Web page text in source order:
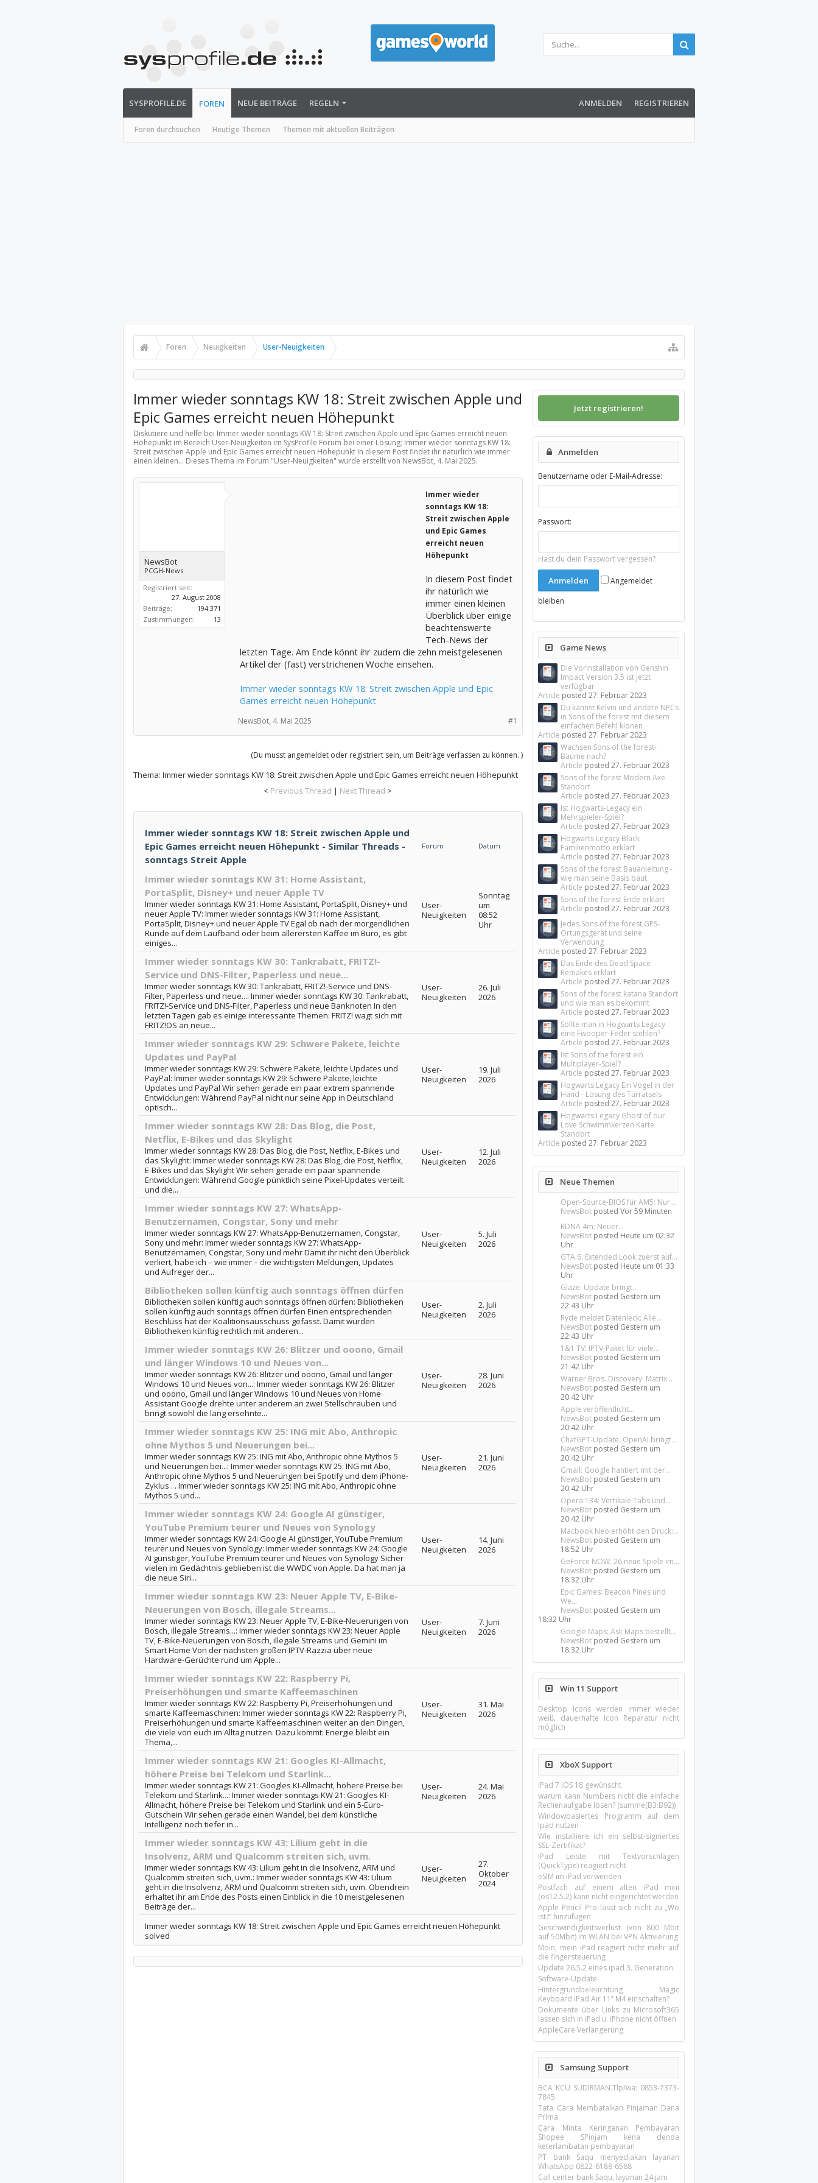
SYSPROFILE.DE FOREN
Foren durchsuchen Heutige Themen Themen mit aktuellen Beiträgen
NEUE BEITRÄGE REGELN ANMELDEN REGISTRIEREN
Foren Neuigkeiten User-Neuigkeiten
Immer wieder sonntags KW 18: Streit zwischen Apple und
Epic Games erreicht neuen Höhepunkt
Diskutiere und helfe bei Immer wieder sonntags KW 18: Streit zwischen Apple und Epic Games erreicht neuen
Höhepunkt im Bereich User-Neuigkeiten im SysProfile Forum bei einer Lösung; Immer wieder sonntags KW 18:
Streit zwischen Apple und Epic Games erreicht neuen Höhepunkt In diesem Post findet ihr natürlich wie immer
einen kleinen... Dieses Thema im Forum "User-Neuigkeiten" wurde erstellt von NewsBot, 4. Mai 2025.
NewsBot
PCGH-News
Registriert seit:
27. August 2008
Beiträge:
194.371
Zustimmungen:
13
Immer wieder
sonntags KW 18:
Streit zwischen Apple
und Epic Games
erreicht neuen
Höhepunkt
In diesem Post findet
ihr natürlich wie
immer einen kleinen
Überblick über einige
beachtenswerte
Tech-News der
letzten Tage. Am Ende könnt ihr zudem die zehn meistgelesenen
Artikel der (fast) verstrichenen Woche einsehen.
Immer wieder sonntags KW 18: Streit zwischen Apple und Epic
Games erreicht neuen Höhepunkt
#1
NewsBot, 4. Mai 2025
(Du musst angemeldet oder registriert sein, um Beiträge verfassen zu können. )
Thema: Immer wieder sonntags KW 18: Streit zwischen Apple und Epic Games erreicht neuen Höhepunkt
< Previous Thread | Next Thread >
Immer wieder sonntags KW 18: Streit zwischen Apple und
Epic Games erreicht neuen Höhepunkt - Similar Threads -
sonntags Streit Apple
Forum Datum
Immer wieder sonntags KW 31: Home Assistant,
PortaSplit, Disney+ und neuer Apple TV
Immer wieder sonntags KW 31: Home Assistant, PortaSplit, Disney+ und
neuer Apple TV: Immer wieder sonntags KW 31: Home Assistant,
PortaSplit, Disney+ und neuer Apple TV Egal ob nach der morgendlichen
Runde auf dem Laufband oder beim allerersten Kaffee im Büro, es gibt
einiges...
User-
Neuigkeiten
Sonntag
um
08:52
Uhr
Immer wieder sonntags KW 30: Tankrabatt, FRITZ!-
Service und DNS-Filter, Paperless und neue...
Immer wieder sonntags KW 30: Tankrabatt, FRITZ!-Service und DNS-
Filter, Paperless und neue...: Immer wieder sonntags KW 30: Tankrabatt,
FRITZ!-Service und DNS-Filter, Paperless und neue Banknoten In den
letzten Tagen gab es einige interessante Themen: FRITZ! wagt sich mit
FRITZ!OS an neue...
User-
Neuigkeiten
26. Juli
2026
Immer wieder sonntags KW 29: Schwere Pakete, leichte
Updates und PayPal
Immer wieder sonntags KW 29: Schwere Pakete, leichte Updates und
PayPal: Immer wieder sonntags KW 29: Schwere Pakete, leichte
Updates und PayPal Wir sehen gerade ein paar extrem spannende
Entwicklungen: Während PayPal nicht nur seine App in Deutschland
optisch...
User-
Neuigkeiten
19. Juli
2026
Immer wieder sonntags KW 28: Das Blog, die Post,
Netflix, E-Bikes und das Skylight
Immer wieder sonntags KW 28: Das Blog, die Post, Netflix, E-Bikes und
das Skylight: Immer wieder sonntags KW 28: Das Blog, die Post, Netflix,
E-Bikes und das Skylight Wir sehen gerade ein paar spannende
Entwicklungen: Während Google pünktlich seine Pixel-Updates verteilt
und die...
User-
Neuigkeiten
12. Juli
2026
Immer wieder sonntags KW 27: WhatsApp-
Benutzernamen, Congstar, Sony und mehr
Immer wieder sonntags KW 27: WhatsApp-Benutzernamen, Congstar,
Sony und mehr: Immer wieder sonntags KW 27: WhatsApp-
Benutzernamen, Congstar, Sony und mehr Damit ihr nicht den Überblick
verliert, habe ich – wie immer – die wichtigsten Meldungen, Updates
und Aufreger der...
User-
Neuigkeiten
5. Juli
2026
Bibliotheken sollen künftig auch sonntags öffnen dürfen
Bibliotheken sollen künftig auch sonntags öffnen dürfen: Bibliotheken
sollen künftig auch sonntags öffnen dürfen Einen entsprechenden
Beschluss hat der Koalitionsausschuss gefasst. Damit würden
Bibliotheken künftig rechtlich mit anderen...
User-
Neuigkeiten
2. Juli
2026
Immer wieder sonntags KW 26: Blitzer und ooono, Gmail
und länger Windows 10 und Neues von...
Immer wieder sonntags KW 26: Blitzer und ooono, Gmail und länger
Windows 10 und Neues von...: Immer wieder sonntags KW 26: Blitzer
und ooono, Gmail und länger Windows 10 und Neues von Home
Assistant Google drehte unter anderem an zwei Stellschrauben und
bringt sowohl die lang ersehnte...
User-
Neuigkeiten
28. Juni
2026
Immer wieder sonntags KW 25: ING mit Abo, Anthropic
ohne Mythos 5 und Neuerungen bei...
Immer wieder sonntags KW 25: ING mit Abo, Anthropic ohne Mythos 5
und Neuerungen bei...: Immer wieder sonntags KW 25: ING mit Abo,
Anthropic ohne Mythos 5 und Neuerungen bei Spotify und dem iPhone-
Zyklus . . Immer wieder sonntags KW 25: ING mit Abo, Anthropic ohne
Mythos 5 und...
User-
Neuigkeiten
21. Juni
2026
Immer wieder sonntags KW 24: Google AI günstiger,
YouTube Premium teurer und Neues von Synology
Immer wieder sonntags KW 24: Google AI günstiger, YouTube Premium
teurer und Neues von Synology: Immer wieder sonntags KW 24: Google
AI günstiger, YouTube Premium teurer und Neues von Synology Sicher
vielen im Gedächtnis geblieben ist die WWDC von Apple. Da hat man ja
die neue Siri...
User-
Neuigkeiten
14. Juni
2026
Immer wieder sonntags KW 23: Neuer Apple TV, E-Bike-
Neuerungen von Bosch, illegale Streams...
Immer wieder sonntags KW 23: Neuer Apple TV, E-Bike-Neuerungen von
Bosch, illegale Streams...: Immer wieder sonntags KW 23: Neuer Apple
TV, E-Bike-Neuerungen von Bosch, illegale Streams und Gemini im
Smart Home Von der nächsten großen IPTV-Razzia über neue
Hardware-Gerüchte rund um Apple...
User-
Neuigkeiten
7. Juni
2026
Immer wieder sonntags KW 22: Raspberry Pi,
Preiserhöhungen und smarte Kaffeemaschinen
Immer wieder sonntags KW 22: Raspberry Pi, Preiserhöhungen und
smarte Kaffeemaschinen: Immer wieder sonntags KW 22: Raspberry Pi,
Preiserhöhungen und smarte Kaffeemaschinen weiter an den Dingen,
die viele von euch im Alltag nutzen. Dazu kommt: Energie bleibt ein
Thema,...
User-
Neuigkeiten
31. Mai
2026
Immer wieder sonntags KW 21: Googles KI-Allmacht,
höhere Preise bei Telekom und Starlink...
Immer wieder sonntags KW 21: Googles KI-Allmacht, höhere Preise bei
Telekom und Starlink...: Immer wieder sonntags KW 21: Googles KI-
Allmacht, höhere Preise bei Telekom und Starlink und ein 5-Euro-
Gutschein Wir sehen gerade einen Wandel, bei dem künstliche
Intelligenz noch tiefer in...
User-
Neuigkeiten
24. Mai
2026
Immer wieder sonntags KW 43: Lilium geht in die
Insolvenz, ARM und Qualcomm streiten sich, uvm.
Immer wieder sonntags KW 43: Lilium geht in die Insolvenz, ARM und
Qualcomm streiten sich, uvm.: Immer wieder sonntags KW 43: Lilium
geht in die Insolvenz, ARM und Qualcomm streiten sich, uvm. Obendrein
erhaltet ihr am Ende des Posts einen Einblick in die 10 meistgelesenen
Beiträge der...
User-
Neuigkeiten
27.
Oktober
2024
Immer wieder sonntags KW 18: Streit zwischen Apple und Epic Games erreicht neuen Höhepunkt
solved
Jetzt registrieren!
Anmelden
Benutzername oder E-Mail-Adresse:
Passwort:
Hast du dein Passwort vergessen?
Angemeldet
bleiben
Game News
Die Vorinstallation von Genshin
Impact Version 3.5 ist jetzt
verfügbar
Article posted27. Februar 2023
Du kannst Kelvin und andere NPCs
in Sons of the forest mit diesem
einfachen Befehl klonen
Article posted27. Februar 2023
Wachsen Sons of the forest-
Bäume nach?
Article posted27. Februar 2023
Sons of the forest Modern Axe
Standort
Article posted27. Februar 2023
Ist Hogwarts-Legacy ein
Mehrspieler-Spiel?
Article posted27. Februar 2023
Hogwarts Legacy Black
Familienmotto erklärt
Article posted27. Februar 2023
Sons of the forest Bauanleitung -
wie man seine Basis baut
Article posted27. Februar 2023
Sons of the forest Ende erklärt
Article posted27. Februar 2023
Jedes Sons of the forest GPS-
Ortungsgerät und seine
Verwendung
Article posted27. Februar 2023
Das Ende des Dead Space
Remakes erklärt
Article posted27. Februar 2023
Sons of the forest katana Standort
und wie man es bekommt
Article posted27. Februar 2023
Sollte man in Hogwarts Legacy
eine Fwooper-Feder stehlen?
Article posted27. Februar 2023
Ist Sons of the forest ein
Multiplayer-Spiel?
Article posted27. Februar 2023
Hogwarts Legacy Ein Vogel in der
Hand - Lösung des Türrätsels
Article posted27. Februar 2023
Hogwarts Legacy Ghost of our
Love Schwimmkerzen Karte
Standort
Article posted27. Februar 2023
Neue Themen
Open-Source-BIOS für AM5: Nur...
NewsBot postedVor 59 Minuten
RDNA 4m: Neuer...
NewsBot posted Heute um 02:32
Uhr
GTA 6: Extended Look zuerst auf...
NewsBot posted Heute um 01:33
Uhr
Glaze: Update bringt...
NewsBot posted Gestern um
22:43 Uhr
Ryde meldet Datenleck: Alle...
NewsBot posted Gestern um
22:43 Uhr
1&1 TV: IPTV-Paket für viele...
NewsBot posted Gestern um
21:42 Uhr
Warner Bros. Discovery: Matrix...
NewsBot posted Gestern um
20:42 Uhr
Apple veröffentlicht...
NewsBot posted Gestern um
20:42 Uhr
ChatGPT-Update: OpenAI bringt...
NewsBot posted Gestern um
20:42 Uhr
Gmail: Google hantiert mit der...
NewsBot posted Gestern um
20:42 Uhr
Opera 134: Vertikale Tabs und...
NewsBot posted Gestern um
20:42 Uhr
Macbook Neo erhöht den Druck:...
NewsBot posted Gestern um
18:52 Uhr
GeForce NOW: 26 neue Spiele im...
NewsBot posted Gestern um
18:32 Uhr
Epic Games: Beacon Pines und
We...
NewsBot posted Gestern um
18:32 Uhr
Google Maps: Ask Maps bestellt...
NewsBot posted Gestern um
18:32 Uhr
Win 11 Support
Desktop Icons werden immer wieder
weiß, dauerhafte Icon Reparatur nicht
möglich
XboX Support
iPad 7 iOS 18 gewünscht
warum kann Numbers nicht die einfache
Rechenaufgabe lösen? (summe(B3:B92))
Windowbasiertes Programm auf dem
Ipad nutzen
Wie installiere ich ein selbst-signiertes
SSL-Zertifikat?
iPad Leiste mit Textvorschlägen
(QuickType) reagiert nicht
eSIM im iPad verwenden
Postfach auf einem alten iPad mini
(os12.5.2) kann nicht eingerichtet werden
Apple Pencil Pro lässt sich nicht zu „Wo
ist?“ hinzufügen
Geschwindigkeitsverlust (von 800 Mbit
auf 50Mbit) im WLAN bei VPN Aktivierung
Moin, mein iPad reagiert nicht mehr auf
die fingersteuerung
Update 26.5.2 eines ipad 3. Generation
Software-Update
Hintergrundbeleuchtung Magic
Keyboard iPad Air 11’’ M4 einschalten?
Dokumente über Links zu Microsoft365
lassen sich in iPad u. iPhone nicht öffnen
AppleCare Verlängerung
Samsung Support
BCA KCU SUDIRMAN.Tlp/wa: 0853-7373-
7845
Tata Cara Membatalkan Pinjaman Dana
Prima
Cara Minta Keringanan Pembayaran
Shopee SPinjam kena denda
keterlambatan pembayaran
PT bank Saqu menyediakan layanan
WhatsApp 0822-6188-6588
Call center bank Saqu, layanan 24 jam